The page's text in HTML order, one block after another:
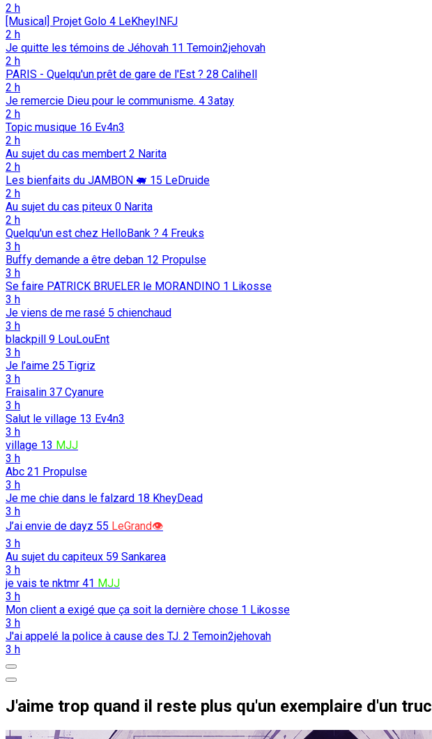
2 h
[Musical] Projet Golo 4 LeKheyINFJ
2 h
Je quitte les témoins de Jéhovah 11 Temoin2jehovah
2 h
PARIS - Quelqu'un prêt de gare de l'Est ? 28 Calihell
2 h
Je remercie Dieu pour le communisme. 4 3atay
2 h
Topic musique 16 Ev4n3
2 h
Au sujet du cas membert 2 Narita
2 h
Les bienfaits du JAMBON 🐖️ 15 LeDruide
2 h
Au sujet du cas piteux 0 Narita
2 h
Quelqu'un est chez HelloBank ? 4 Freuks
3 h
Buffy demande a être deban 12 Propulse
3 h
Se faire PATRICK BRUELER le MORANDINO 1 Likosse
3 h
Je viens de me rasé 5 chienchaud
3 h
blackpill 9 LouLouEnt
3 h
Je l’aime 25 Tigriz
3 h
Fraisalin 37 Cyanure
3 h
Salut le village 13 Ev4n3
3 h
village 13 MJJ
3 h
Abc 21 Propulse
3 h
Je me chie dans le falzard 18 KheyDead
3 h
J’ai envie de dayz 55 LeGrand👁️
3 h
Au sujet du capiteux 59 Sankarea
3 h
je vais te nktmr 41 MJJ
3 h
Mon client a exigé que ça soit la dernière chose 1 Likosse
3 h
J'ai appelé la police à cause des TJ. 2 Temoin2jehovah
3 h
J'aime trop quand il reste plus qu'un exemplaire d'un truc